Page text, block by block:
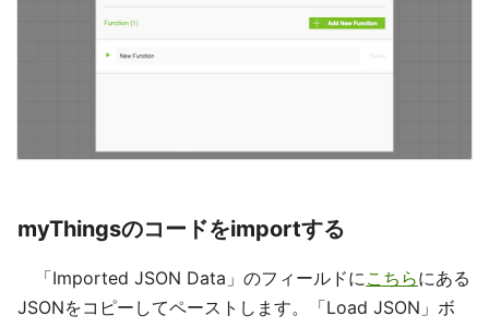
myThingsのコードをimportする
「Imported JSON Data」のフィールドに こちらにある
JSONをコピーしてペーストします。「Load JSON」ボ